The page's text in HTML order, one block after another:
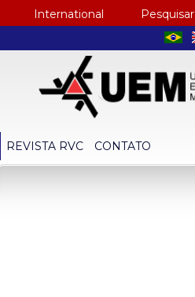
International Pesquisar
REVISTA RVC CONTATO